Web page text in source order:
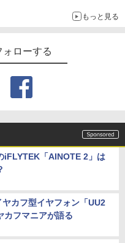
もっと見る
ォローする
iFLYTEK「AINOTE 2」は
カフ型イヤフォン「UU2
カフマニアが語る